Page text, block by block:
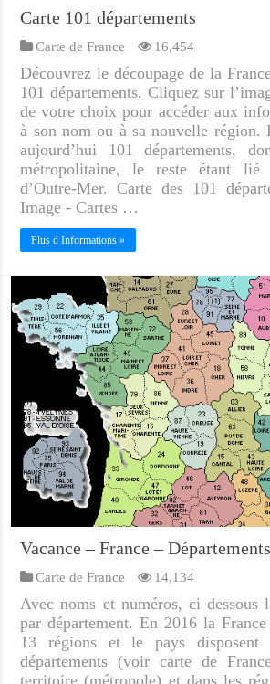
Carte 101 départements
Carte de France 16,454
Découvrez le découpage de la
101 départements. Cliquez sur
de votre choix pour accéder aux
à son nom ou à sa nouvelle région.
aujourd’hui 101 départements,
métropolitaine, le reste étant lié
d’Outre-Mer. Carte des 101
Image - Cartes …
Plus d Informations »
Vacance – France – Départements
Carte de France 14,134
Avec noms et numéros, ci dessous
par département. En 2016 la
13 régions et le pays
départements (voir carte de
territoire (métropole) et dans les